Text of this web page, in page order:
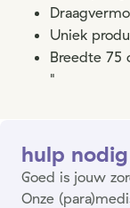
Uniek
Breedte 75
"
hulp
Goed is jouw
Onze